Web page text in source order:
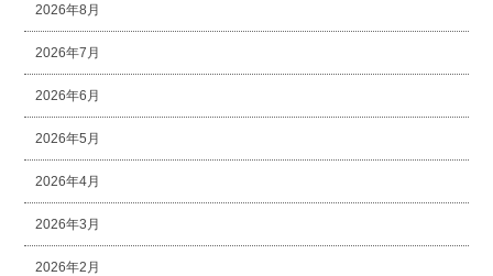
2026年8月
2026年7月
2026年6月
2026年5月
2026年4月
2026年3月
2026年2月